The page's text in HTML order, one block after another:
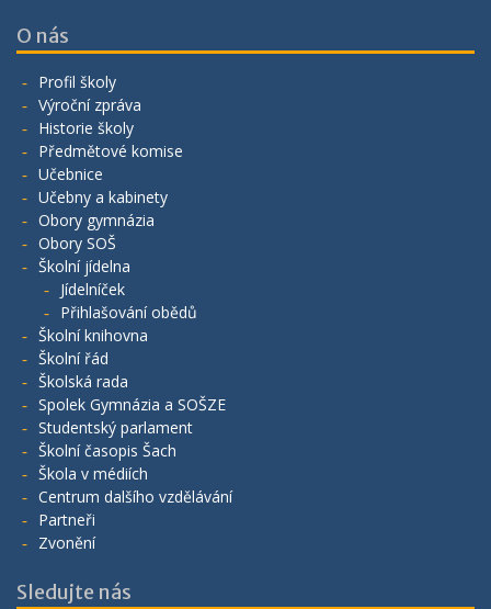
O nás
Profil školy
Výroční zpráva
Historie školy
Předmětové komise
Učebnice
Učebny a kabinety
Obory gymnázia
Obory SOŠ
Školní jídelna
Jídelníček
Přihlašování obědů
Školní knihovna
Školní řád
Školská rada
Spolek Gymnázia a SOŠZE
Studentský parlament
Školní časopis Šach
Škola v médiích
Centrum dalšího vzdělávání
Partneři
Zvonění
Sledujte nás